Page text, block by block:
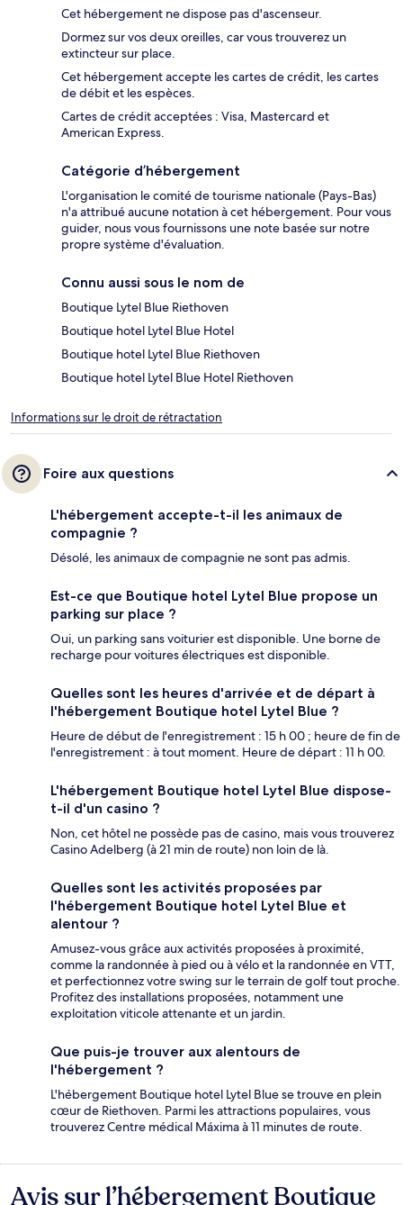
Cet hébergement ne dispose pas d'ascenseur.
Dormez sur vos deux oreilles, car vous trouverez un
extincteur sur place.
Cet hébergement accepte les cartes de crédit, les cartes
de débit et les espèces.
Cartes de crédit acceptées : Visa, Mastercard et
American Express.
Catégorie d’hébergement
L'organisation le comité de tourisme nationale (Pays-Bas)
n'a attribué aucune notation à cet hébergement. Pour vous
guider, nous vous fournissons une note basée sur notre
propre système d'évaluation.
Connu aussi sous le nom de
Boutique Lytel Blue Riethoven
Boutique hotel Lytel Blue Hotel
Boutique hotel Lytel Blue Riethoven
Boutique hotel Lytel Blue Hotel Riethoven
Informations sur le droit de rétractation
Foire aux questions
L'hébergement accepte-t-il les animaux de
compagnie ?
Désolé, les animaux de compagnie ne sont pas admis.
Est-ce que Boutique hotel Lytel Blue propose un
parking sur place ?
Oui, un parking sans voiturier est disponible. Une borne de
recharge pour voitures électriques est disponible.
Quelles sont les heures d'arrivée et de départ à
l'hébergement Boutique hotel Lytel Blue ?
Heure de début de l'enregistrement : 15 h 00 ; heure de fin de
l'enregistrement : à tout moment. Heure de départ : 11 h 00.
L'hébergement Boutique hotel Lytel Blue dispose-
t-il d'un casino ?
Non, cet hôtel ne possède pas de casino, mais vous trouverez
Casino Adelberg (à 21 min de route) non loin de là.
Quelles sont les activités proposées par
l'hébergement Boutique hotel Lytel Blue et
alentour ?
Amusez-vous grâce aux activités proposées à proximité,
comme la randonnée à pied ou à vélo et la randonnée en VTT,
et perfectionnez votre swing sur le terrain de golf tout proche.
Profitez des installations proposées, notamment une
exploitation viticole attenante et un jardin.
Que puis-je trouver aux alentours de
l'hébergement ?
L'hébergement Boutique hotel Lytel Blue se trouve en plein
cœur de Riethoven. Parmi les attractions populaires, vous
trouverez Centre médical Máxima à 11 minutes de route.
Avis
Avis sur l’hébergement Boutique